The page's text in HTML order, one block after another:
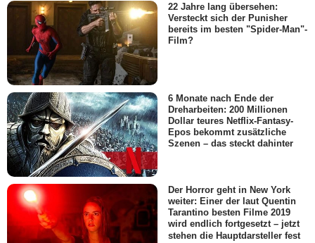
22 Jahre lang übersehen:
Versteckt sich der Punisher
bereits im besten "Spider-Man"-
Film?
6 Monate nach Ende der
Dreharbeiten: 200 Millionen
Dollar teures Netflix-Fantasy-
Epos bekommt zusätzliche
Szenen – das steckt dahinter
Der Horror geht in New York
weiter: Einer der laut Quentin
Tarantino besten Filme 2019
wird endlich fortgesetzt – jetzt
stehen die Hauptdarsteller fest